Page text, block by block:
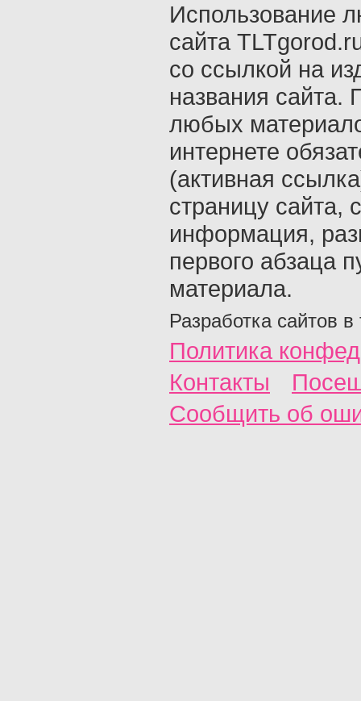
Использование
сайта
со ссылкой на
названия сайта.
любых
интернете
(активная
страницу сайта,
информация,
первого абзаца
материала.
Разработка сайтов в
Политика
Контакты
Сообщить об